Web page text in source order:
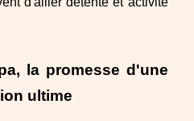
la promesse d'une
ultime